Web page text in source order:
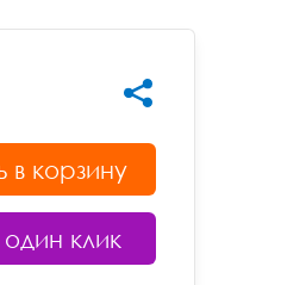
в корзину
один клик